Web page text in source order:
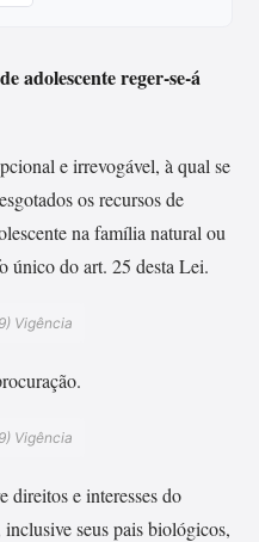
adolescente reger-se-á
e irrevogável, à qual se
os recursos de
na família natural ou
único do art. 25 desta Lei.
Vigência
Vigência
direitos e interesses do
inclusive seus pais biológicos,